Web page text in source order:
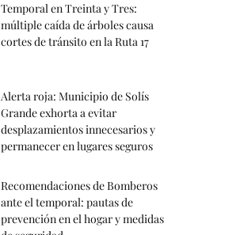
Temporal en Treinta y Tres:
múltiple caída de árboles causa
cortes de tránsito en la Ruta 17
Alerta roja: Municipio de Solís
Grande exhorta a evitar
desplazamientos innecesarios y
permanecer en lugares seguros
Recomendaciones de Bomberos
ante el temporal: pautas de
prevención en el hogar y medidas